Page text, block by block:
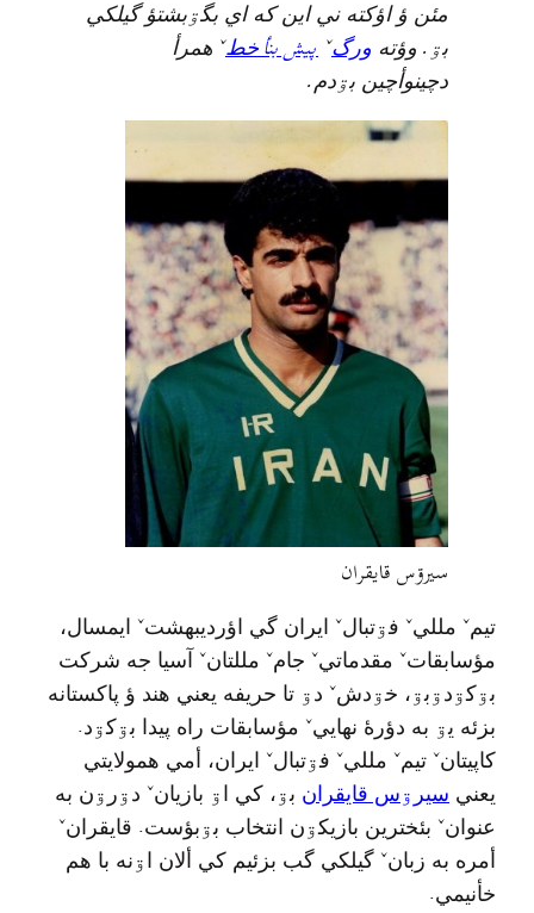
مئن ؤ اؤکته ني اين که اي بگۊبشتؤ گيلکي
بۊ . وؤته ورگˇ پيش بنأخطˇ همرأ
دچينوأچين بۊدم .
سيرۊس قايقران
تيمˇ ملليˇ فۊتبالˇ ايران گي اؤرديبهشتˇ ايمسال،
مؤسابقاتˇ مقدماتيˇ جامˇ مللتانˇ آسيا جه شرکت
بۊکۊدۊبۊ، خۊدشˇ دۊ تا حريفه يعني هند ؤ پاکستانه
بزئه يۊ به دؤرهٔ نهاييˇ مؤسابقات راه پيدا بۊکۊد.
کاپيتانˇ تيمˇ ملليˇ فۊتبالˇ ايران، أمي همولايتي
يعني سيرۊس قايقران بۊ، کي اۊ بازيانˇ دۊرۊن به
عنوانˇ بئخترين بازيکۊن انتخاب بۊبؤست. قايقرانˇ
أمره به زبانˇ گيلکي گب بزئيم کي ألان اۊنه با هم
خأنيمي.